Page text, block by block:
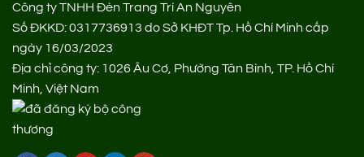
Công ty TNHH Đèn Trang Trí An Nguyên
Số ĐKKD: 0317736913 do Sở KHĐT Tp. Hồ Chí Minh cấp
ngày 16/03/2023
Địa chỉ công ty: 1026 Âu Cơ, Phường Tân Bình, TP. Hồ Chí
Minh, Việt Nam